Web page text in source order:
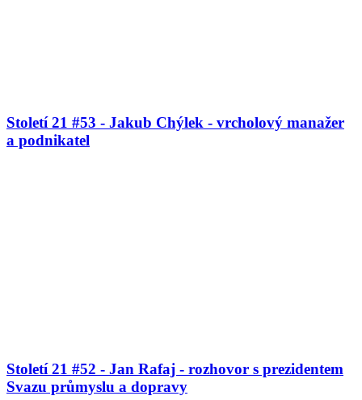
Století 21 #53 - Jakub Chýlek - vrcholový manažer
a podnikatel
Století 21 #52 - Jan Rafaj - rozhovor s prezidentem
Svazu průmyslu a dopravy